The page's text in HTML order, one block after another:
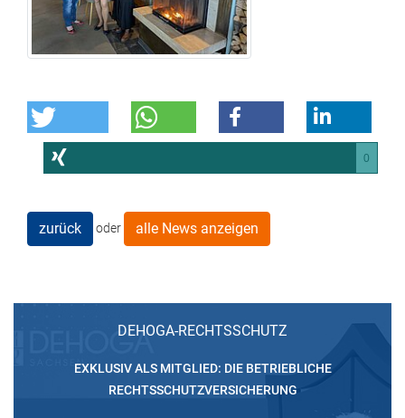
0
zurück oder alle News anzeigen
DEHOGA-RECHTSSCHUTZ
EXKLUSIV ALS MITGLIED: DIE BETRIEBLICHE
RECHTSSCHUTZVERSICHERUNG